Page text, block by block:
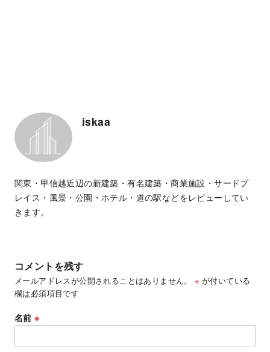
iskaa
関東・甲信越近辺の新建築・有名建築・商業施設・サードプ
レイス・風景・公園・ホテル・道の駅などをレビューしてい
きます。
コメントを残す
メールアドレスが公開されることはありません。 ※ が付いている
欄は必須項目です
名前※